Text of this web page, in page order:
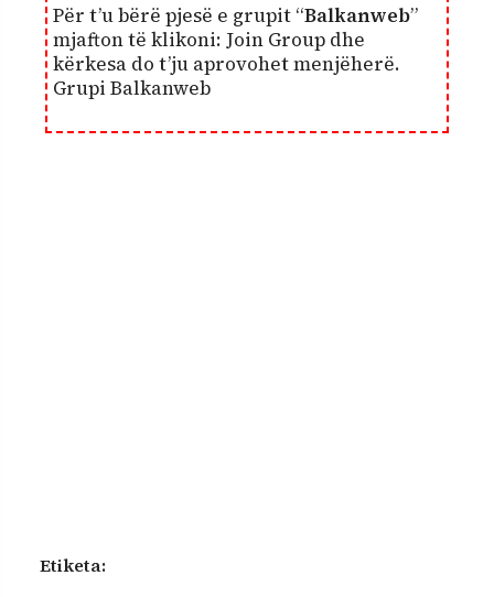
Për t’u bërë pjesë e grupit “Balkanweb”
mjafton të klikoni: Join Group dhe
kërkesa do t’ju aprovohet menjëherë.
Grupi Balkanweb
Etiketa: